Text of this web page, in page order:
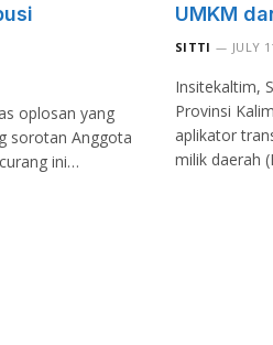
oplosan yang
sorotan Anggota
ini…
UMKM
SITTI JULY
Insitekaltim,
Provinsi
aplikator
milik daerah